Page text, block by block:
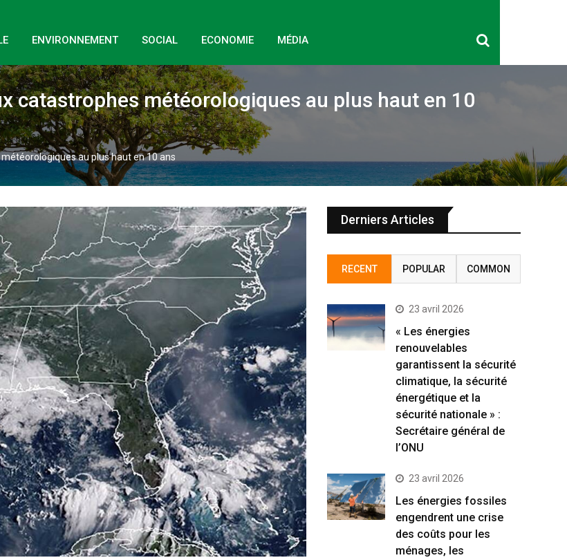
ENVIRONNEMENT SOCIAL ECONOMIE MÉDIA
catastrophes météorologiques au plus haut en 10
au plus haut en 10 ans
Derniers Articles
RECENT POPULAR COMMON
23 avril 2026
« Les énergies
renouvelables
garantissent la sécurité
climatique, la sécurité
énergétique et la
sécurité nationale » :
Secrétaire général de
l’ONU
23 avril 2026
Les énergies fossiles
engendrent une crise
des coûts pour les
ménages, les